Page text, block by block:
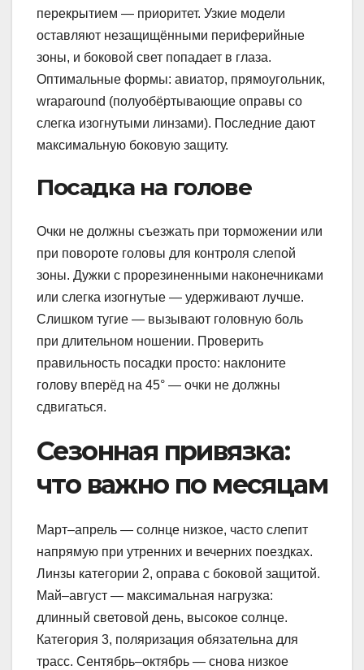
перекрытием — приоритет. Узкие модели
оставляют незащищёнными периферийные
зоны, и боковой свет попадает в глаза.
Оптимальные формы: авиатор, прямоугольник,
wraparound (полуобёртывающие оправы со
слегка изогнутыми линзами). Последние дают
максимальную боковую защиту.
Посадка на голове
Очки не должны съезжать при торможении или
при повороте головы для контроля слепой
зоны. Дужки с прорезиненными наконечниками
или слегка изогнутые — удерживают лучше.
Слишком тугие — вызывают головную боль
при длительном ношении. Проверить
правильность посадки просто: наклоните
голову вперёд на 45° — очки не должны
сдвигаться.
Сезонная привязка:
что важно по месяцам
Март–апрель — солнце низкое, часто слепит
напрямую при утренних и вечерних поездках.
Линзы категории 2, оправа с боковой защитой.
Май–август — максимальная нагрузка:
длинный световой день, высокое солнце.
Категория 3, поляризация обязательна для
трасс. Сентябрь–октябрь — снова низкое